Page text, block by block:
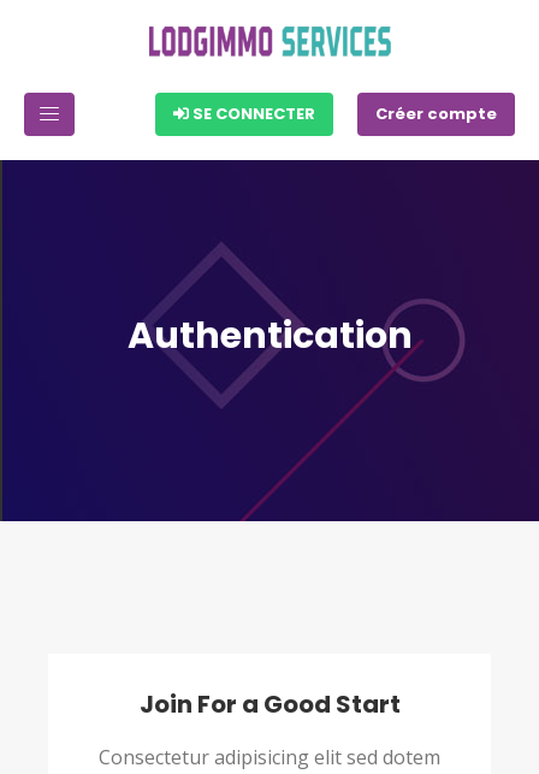
SE CONNECTER Créer compte
Authentication
Join For a Good Start
Consectetur adipisicing elit sed dotem